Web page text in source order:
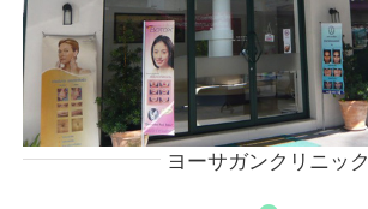
ヨーサガンクリニック